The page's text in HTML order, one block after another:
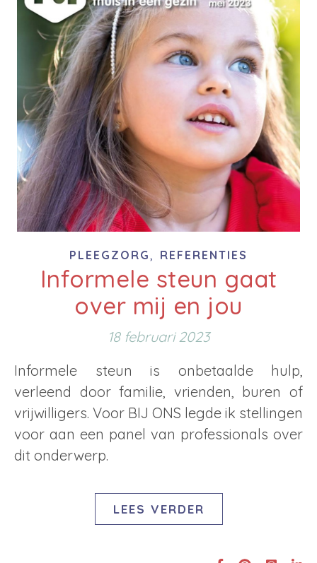
PLEEGZORG, REFERENTIES
Informele steun gaat
over mij en jou
18 februari 2023
Informele steun is onbetaalde hulp,
verleend door familie, vrienden, buren of
vrijwilligers. Voor BIJ ONS legde ik stellingen
voor aan een panel van professionals over
dit onderwerp.
LEES VERDER